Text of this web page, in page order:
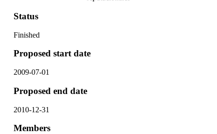
Status
Finished
Proposed start date
2009-07-01
Proposed end date
2010-12-31
Members